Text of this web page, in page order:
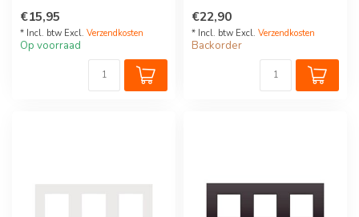
€15,95
* Incl. btw Excl. Verzendkosten
Op voorraad
€22,90
* Incl. btw Excl. Verzendkosten
Backorder